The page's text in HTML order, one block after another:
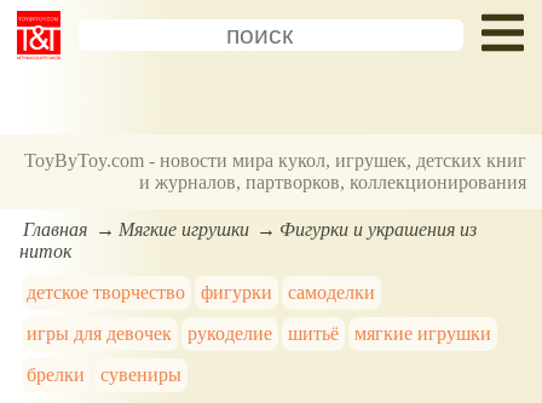
ToyByToy.com - новости мира кукол, игрушек, детских книг
и журналов, партворков, коллекционирования
Главная Мягкие игрушки
Фигурки и украшения из
ниток
детское творчество
фигурки
самоделки
игры для девочек
рукоделие шитьё
мягкие игрушки
брелки
сувениры